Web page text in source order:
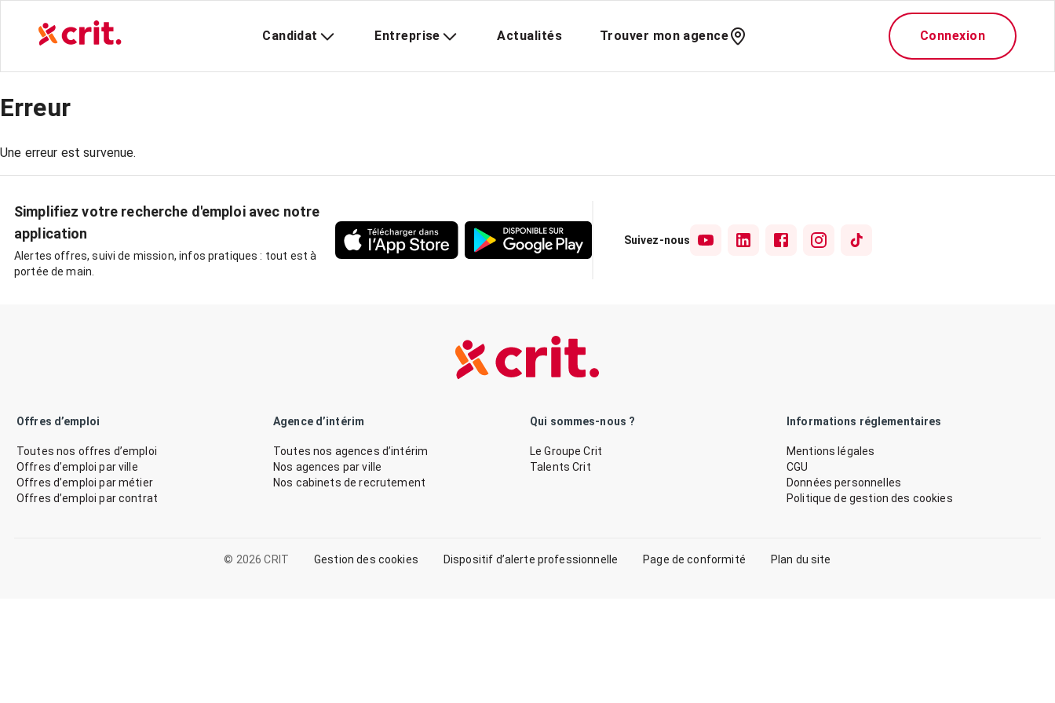
Candidat Entreprise Actualités Trouver mon agence Connexion
Erreur
Une erreur est survenue.
Simplifiez votre recherche d'emploi avec notre
application
Alertes offres, suivi de mission, infos pratiques : tout est à
portée de main.
Suivez-nous
Offres d’emploi
Toutes nos offres d’emploi
Offres d’emploi par ville
Offres d’emploi par métier
Offres d’emploi par contrat
Agence d’intérim
Toutes nos agences d’intérim
Nos agences par ville
Nos cabinets de recrutement
Qui sommes-nous ?
Le Groupe Crit
Talents Crit
Informations réglementaires
Mentions légales
CGU
Données personnelles
Politique de gestion des cookies
© 2026 CRIT Gestion des cookies Dispositif d’alerte professionnelle Page de conformité Plan du site